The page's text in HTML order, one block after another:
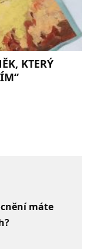
KTERÝ
máte